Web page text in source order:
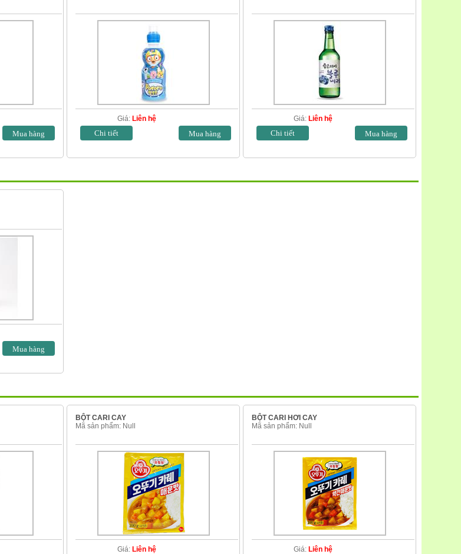
Giá: Liên hệ
Chi tiết
Giá: Liên hệ
Chi tiết
BỘT CARI CAY
Mã sản phẩm: Null
Giá: Liên hệ
BỘT CARI HƠI CAY
Mã sản phẩm: Null
Giá: Liên hệ